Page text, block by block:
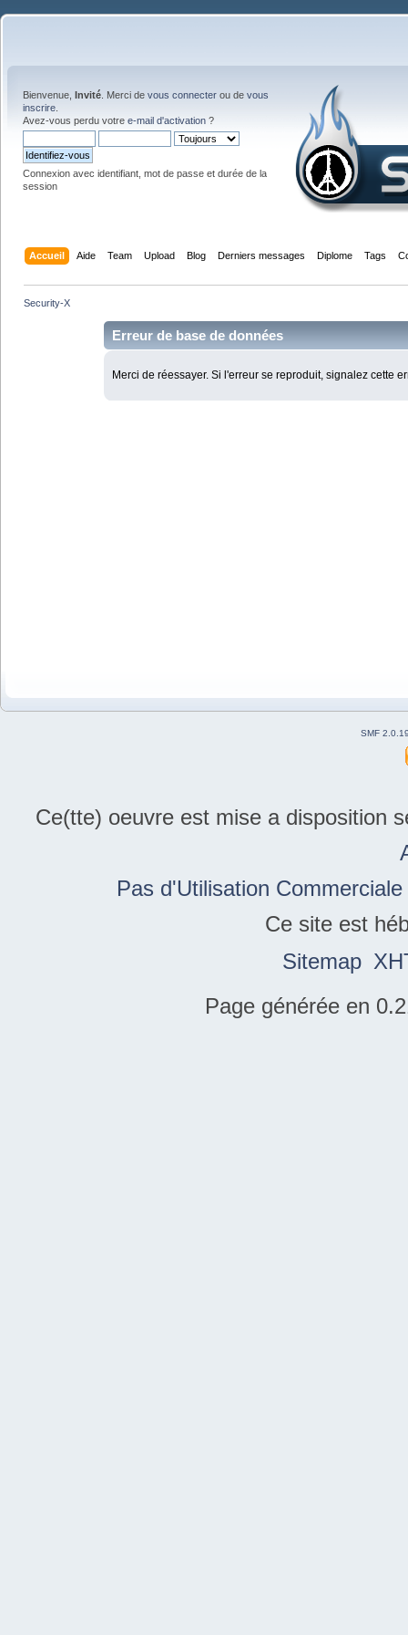
Bienvenue, Invité . Merci de vous connecter ou de vous
inscrire
Avez-vous perdu votre e-mail d'activation ?
Connexion avec identifiant, mot de passe et durée de la
session
Accueil Aide Team Upload Blog Derniers messages Diplome Tags
Security-X
Erreur de base de données
Merci de réessayer. Si l'erreur se reproduit, signalez cette
SMF
Ce(tte) oeuvre est mise a disposition
Pas d'Utilisation
Ce site est
Sitemap
Page générée en